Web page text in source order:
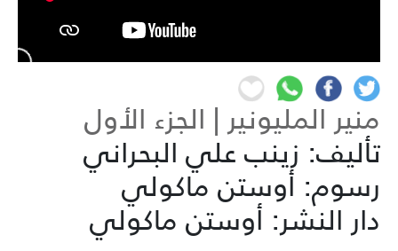
منير المليونير | الجزء الأول
تأليف: زينب علي البحراني
رسوم: أوستن ماكولي
دار النشر: أوستن ماكولي